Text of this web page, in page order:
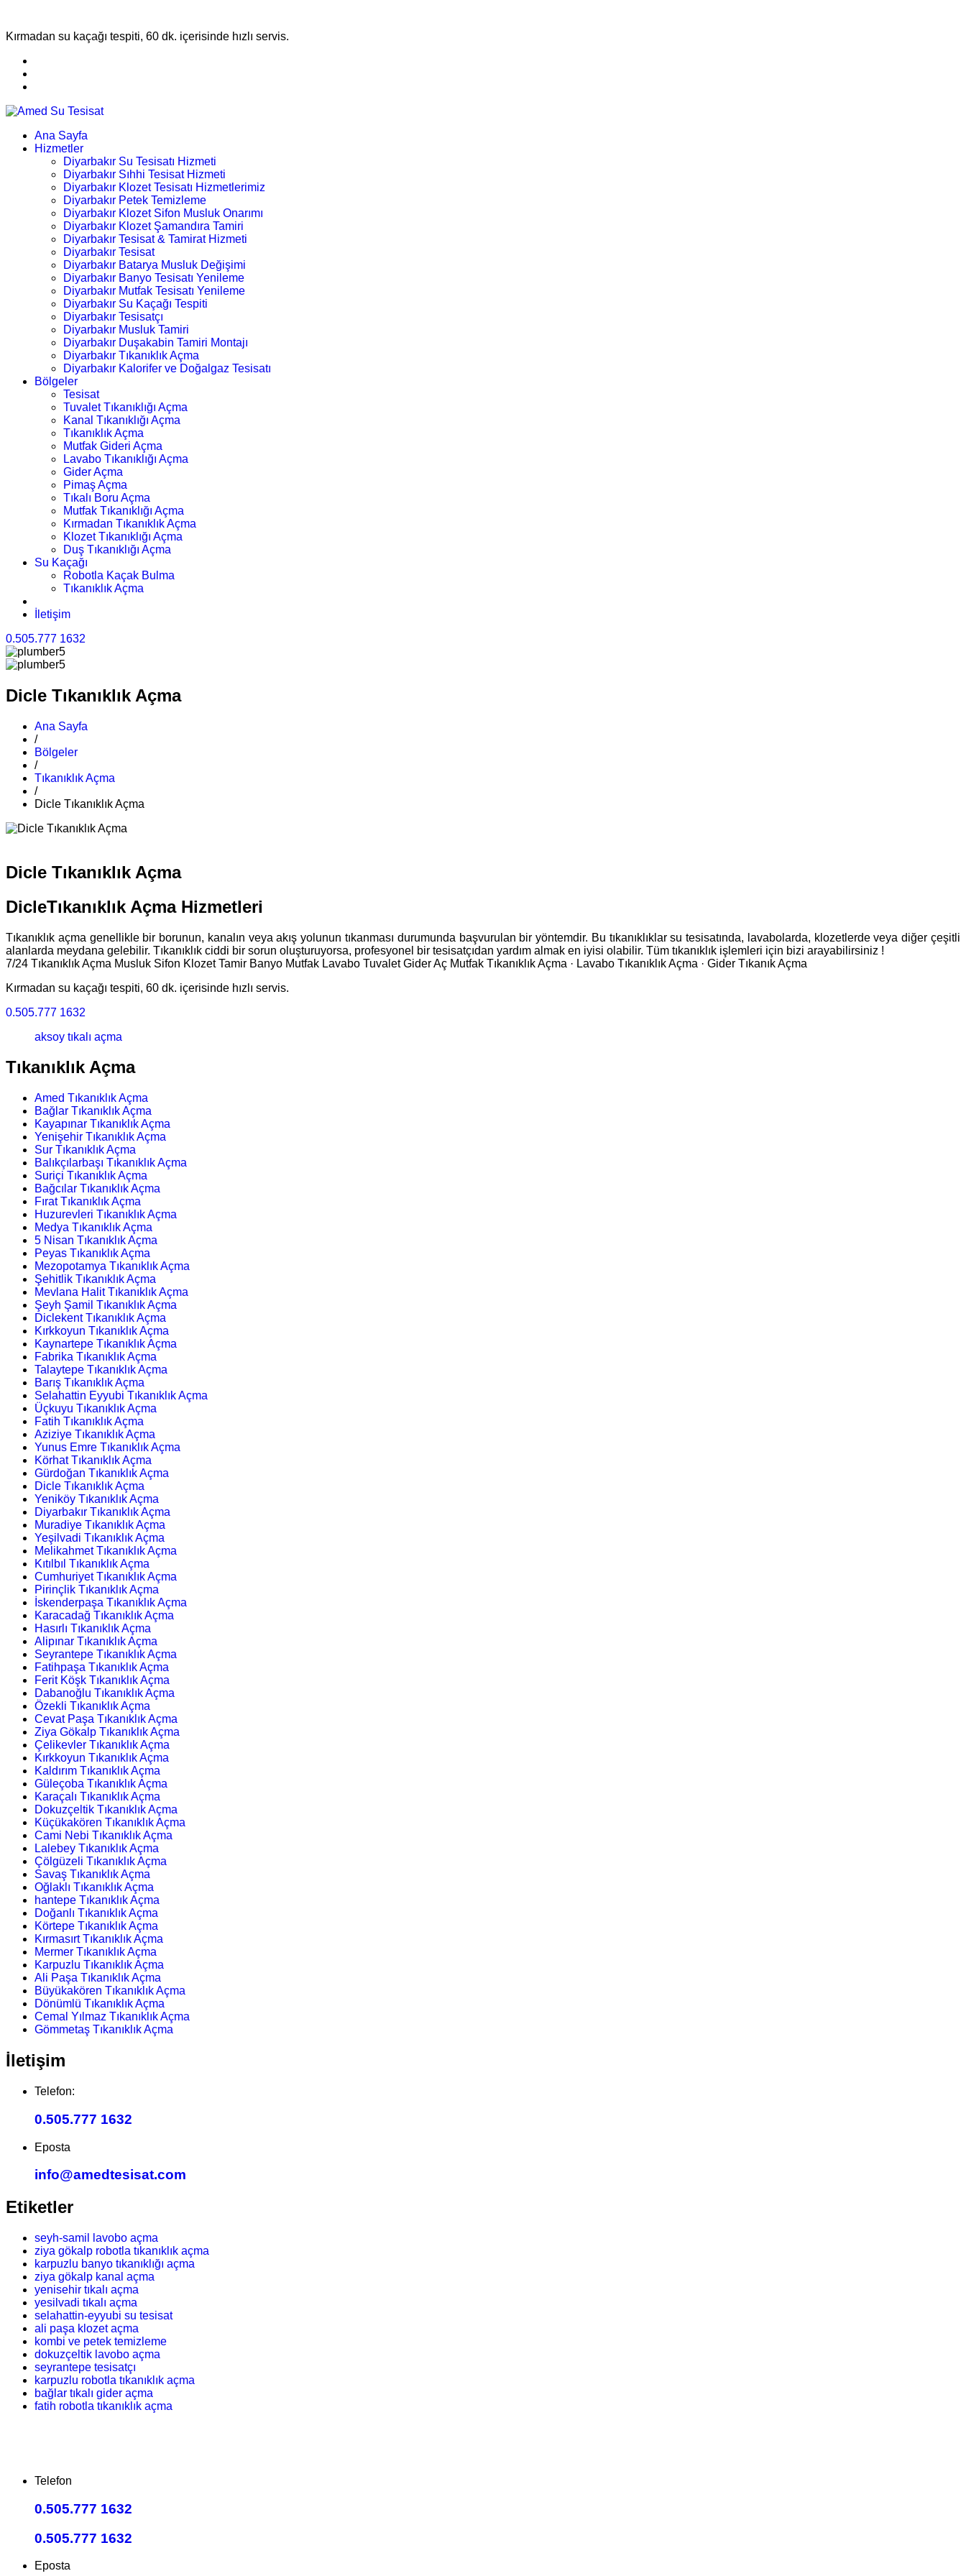
Kırmadan su kaçağı tespiti, 60 dk. içerisinde hızlı servis.
Ana Sayfa
Hizmetler
Diyarbakır Su Tesisatı Hizmeti
Diyarbakır Sıhhi Tesisat Hizmeti
Diyarbakır Klozet Tesisatı Hizmetlerimiz
Diyarbakır Petek Temizleme
Diyarbakır Klozet Sifon Musluk Onarımı
Diyarbakır Klozet Şamandıra Tamiri
Diyarbakır Tesisat & Tamirat Hizmeti
Diyarbakır Tesisat
Diyarbakır Batarya Musluk Değişimi
Diyarbakır Banyo Tesisatı Yenileme
Diyarbakır Mutfak Tesisatı Yenileme
Diyarbakır Su Kaçağı Tespiti
Diyarbakır Tesisatçı
Diyarbakır Musluk Tamiri
Diyarbakır Duşakabin Tamiri Montajı
Diyarbakır Tıkanıklık Açma
Diyarbakır Kalorifer ve Doğalgaz Tesisatı
Bölgeler
Tesisat
Tuvalet Tıkanıklığı Açma
Kanal Tıkanıklığı Açma
Tıkanıklık Açma
Mutfak Gideri Açma
Lavabo Tıkanıklığı Açma
Gider Açma
Pimaş Açma
Tıkalı Boru Açma
Mutfak Tıkanıklığı Açma
Kırmadan Tıkanıklık Açma
Klozet Tıkanıklığı Açma
Duş Tıkanıklığı Açma
Su Kaçağı
Robotla Kaçak Bulma
Tıkanıklık Açma
İletişim
0.505.777 1632
Dicle Tıkanıklık Açma
Ana Sayfa
/
Bölgeler
/
Tıkanıklık Açma
/
Dicle Tıkanıklık Açma
Dicle Tıkanıklık Açma
DicleTıkanıklık Açma Hizmetleri
Tıkanıklık açma genellikle bir borunun, kanalın veya akış yolunun tıkanması durumunda başvurulan bir yöntemdir. Bu tıkanıklıklar su tesisatında, lavabolarda, klozetlerde veya diğer çeşitli
alanlarda meydana gelebilir. Tıkanıklık ciddi bir sorun oluşturuyorsa, profesyonel bir tesisatçıdan yardım almak en iyisi olabilir. Tüm tıkanıklık işlemleri için bizi arayabilirsiniz !
7/24 Tıkanıklık Açma Musluk Sifon Klozet Tamir Banyo Mutfak Lavabo Tuvalet Gider Aç ‎Mutfak Tıkanıklık Açma · ‎Lavabo Tıkanıklık Açma · ‎Gider Tıkanık Açma
Kırmadan su kaçağı tespiti, 60 dk. içerisinde hızlı servis.
0.505.777 1632
aksoy tıkalı açma
Tıkanıklık Açma
Amed Tıkanıklık Açma
Bağlar Tıkanıklık Açma
Kayapınar Tıkanıklık Açma
Yenişehir Tıkanıklık Açma
Sur Tıkanıklık Açma
Balıkçılarbaşı Tıkanıklık Açma
Suriçi Tıkanıklık Açma
Bağcılar Tıkanıklık Açma
Fırat Tıkanıklık Açma
Huzurevleri Tıkanıklık Açma
Medya Tıkanıklık Açma
5 Nisan Tıkanıklık Açma
Peyas Tıkanıklık Açma
Mezopotamya Tıkanıklık Açma
Şehitlik Tıkanıklık Açma
Mevlana Halit Tıkanıklık Açma
Şeyh Şamil Tıkanıklık Açma
Diclekent Tıkanıklık Açma
Kırkkoyun Tıkanıklık Açma
Kaynartepe Tıkanıklık Açma
Fabrika Tıkanıklık Açma
Talaytepe Tıkanıklık Açma
Barış Tıkanıklık Açma
Selahattin Eyyubi Tıkanıklık Açma
Üçkuyu Tıkanıklık Açma
Fatih Tıkanıklık Açma
Aziziye Tıkanıklık Açma
Yunus Emre Tıkanıklık Açma
Körhat Tıkanıklık Açma
Gürdoğan Tıkanıklık Açma
Dicle Tıkanıklık Açma
Yeniköy Tıkanıklık Açma
Diyarbakır Tıkanıklık Açma
Muradiye Tıkanıklık Açma
Yeşilvadi Tıkanıklık Açma
Melikahmet Tıkanıklık Açma
Kıtılbıl Tıkanıklık Açma
Cumhuriyet Tıkanıklık Açma
Pirinçlik Tıkanıklık Açma
İskenderpaşa Tıkanıklık Açma
Karacadağ Tıkanıklık Açma
Hasırlı Tıkanıklık Açma
Alipınar Tıkanıklık Açma
Seyrantepe Tıkanıklık Açma
Fatihpaşa Tıkanıklık Açma
Ferit Köşk Tıkanıklık Açma
Dabanoğlu Tıkanıklık Açma
Özekli Tıkanıklık Açma
Cevat Paşa Tıkanıklık Açma
Ziya Gökalp Tıkanıklık Açma
Çelikevler Tıkanıklık Açma
Kırkkoyun Tıkanıklık Açma
Kaldırım Tıkanıklık Açma
Güleçoba Tıkanıklık Açma
Karaçalı Tıkanıklık Açma
Dokuzçeltik Tıkanıklık Açma
Küçükakören Tıkanıklık Açma
Cami Nebi Tıkanıklık Açma
Lalebey Tıkanıklık Açma
Çölgüzeli Tıkanıklık Açma
Savaş Tıkanıklık Açma
Oğlaklı Tıkanıklık Açma
hantepe Tıkanıklık Açma
Doğanlı Tıkanıklık Açma
Körtepe Tıkanıklık Açma
Kırmasırt Tıkanıklık Açma
Mermer Tıkanıklık Açma
Karpuzlu Tıkanıklık Açma
Ali Paşa Tıkanıklık Açma
Büyükakören Tıkanıklık Açma
Dönümlü Tıkanıklık Açma
Cemal Yılmaz Tıkanıklık Açma
Gömmetaş Tıkanıklık Açma
İletişim
Telefon:
0.505.777 1632
Eposta
info@amedtesisat.com
Etiketler
seyh-samil lavobo açma
ziya gökalp robotla tıkanıklık açma
karpuzlu banyo tıkanıklığı açma
ziya gökalp kanal açma
yenisehir tıkalı açma
yesilvadi tıkalı açma
selahattin-eyyubi su tesisat
ali paşa klozet açma
kombi ve petek temizleme
dokuzçeltik lavobo açma
seyrantepe tesisatçı
karpuzlu robotla tıkanıklık açma
bağlar tıkalı gider açma
fatih robotla tıkanıklık açma
Telefon
0.505.777 1632
0.505.777 1632
Eposta